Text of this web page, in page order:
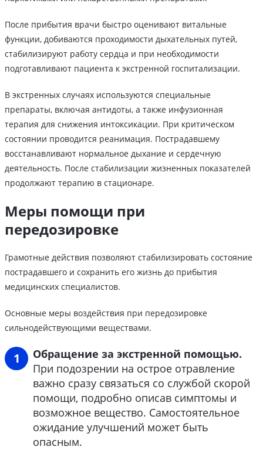
После прибытия врачи быстро оценивают витальные
функции, добиваются проходимости дыхательных путей,
стабилизируют работу сердца и при необходимости
подготавливают пациента к экстренной госпитализации.
В экстренных случаях используются специальные
препараты, включая антидоты, а также инфузионная
терапия для снижения интоксикации. При критическом
состоянии проводится реанимация. Пострадавшему
восстанавливают нормальное дыхание и сердечную
деятельность. После стабилизации жизненных показателей
продолжают терапию в стационаре.
Меры помощи при
передозировке
Грамотные действия позволяют стабилизировать состояние
пострадавшего и сохранить его жизнь до прибытия
медицинских специалистов.
Основные меры воздействия при передозировке
сильнодействующими веществами.
Обращение за экстренной помощью.
При подозрении на острое отравление
важно сразу связаться со службой скорой
помощи, подробно описав симптомы и
возможное вещество. Самостоятельное
ожидание улучшений может быть
опасным.